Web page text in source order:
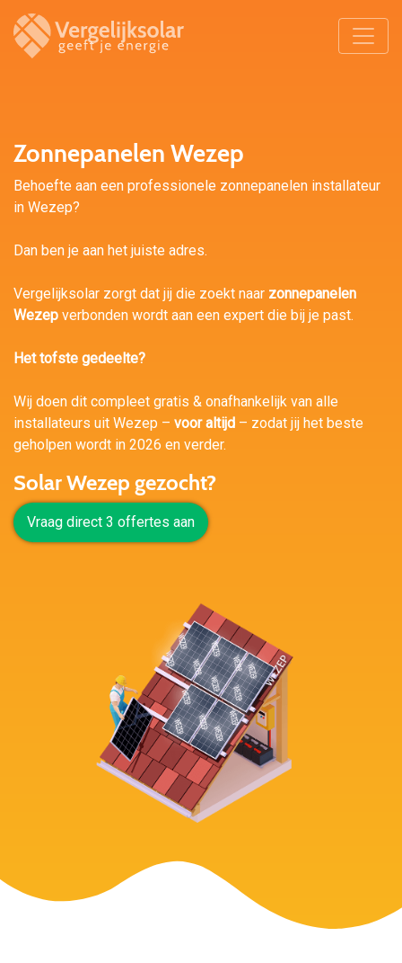
Zonnepanelen Wezep
Behoefte aan een professionele zonnepanelen installateur
in Wezep?
Dan ben je aan het juiste adres.
Vergelijksolar zorgt dat jij die zoekt naar zonnepanelen
Wezep verbonden wordt aan een expert die bij je past.
Het tofste gedeelte?
Wij doen dit compleet gratis & onafhankelijk van alle
installateurs uit Wezep – voor altijd – zodat jij het beste
geholpen wordt in 2026 en verder.
Solar Wezep gezocht?
Vraag direct 3 offertes aan